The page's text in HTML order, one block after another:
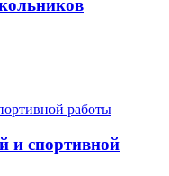
и спортивной